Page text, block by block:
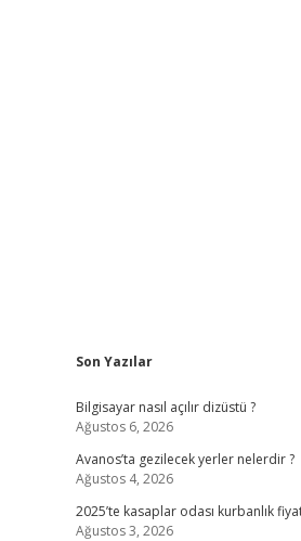
Sidebar
Son Yazılar
Bilgisayar nasıl açılır dizüstü ?
Ağustos 6, 2026
Avanos’ta gezilecek yerler nelerdir ?
Ağustos 4, 2026
2025’te kasaplar odası kurbanlık
Ağustos 3, 2026